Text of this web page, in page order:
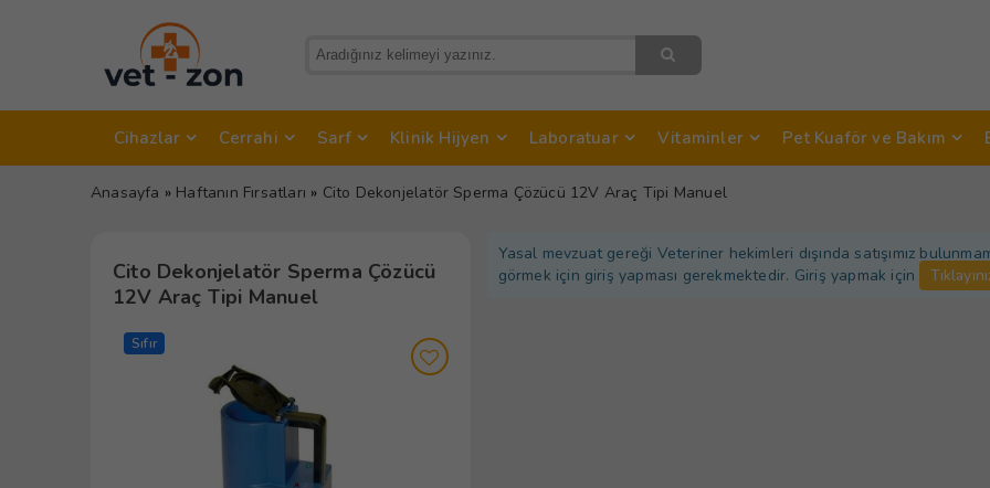
Cihazlar Cerrahi Sarf Klinik Hijyen Laboratuar Vitaminler Pet Kuaför ve Bakım
Anasayfa » Haftanın Fırsatları » Cito Dekonjelatör Sperma Çözücü 12V Araç Tipi Manuel
Cito Dekonjelatör Sperma Çözücü
12V Araç Tipi Manuel
Sıfır
Yasal mevzuat gereği Veteriner hekimleri dışında satışımız
görmek için giriş yapması gerekmektedir. Giriş yapmak için